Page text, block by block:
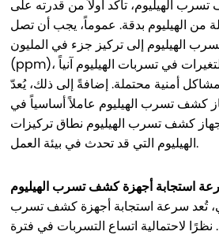
الهيليوم، تأكد أولاً من قدرته على
الهيليوم بدقة. عموماً، يجب أن تصل
الهيليوم إلى تركيز جزء في المليون
(ppm)، مما يُمكّن من رصد التغيرات في تسربات الهيليوم آنياً
أمنية محتملة. إضافةً إلى ذلك، يُعدّ
كشف تسرب الهيليوم عاملاً أساسياً في
كشف تسرب الهيليوم نطاق تركيزات
الهيليوم التي قد تحدث في بيئة العمل.
استجابة أجهزة كشف تسرب الهيليوم
تُعد سرعة استجابة أجهزة كشف تسرب
نظرًا لاحتمالية اتساع التسربات في فترة